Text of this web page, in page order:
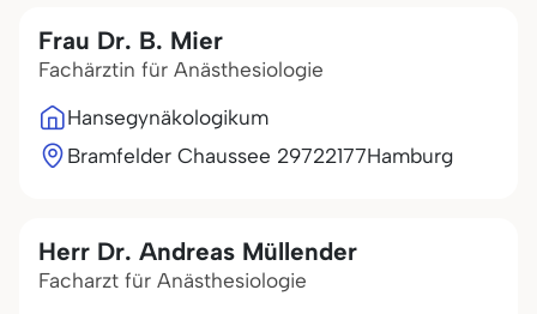
Frau Dr. B. Mier
Fachärztin für Anästhesiologie
Hansegynäkologikum
Bramfelder Chaussee 29722177Hamburg
Herr Dr. Andreas Müllender
Facharzt für Anästhesiologie